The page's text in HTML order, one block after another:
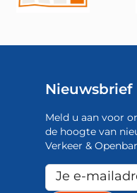
Nieuwsbrief
Meld u aan voor
de hoogte van
Verkeer &